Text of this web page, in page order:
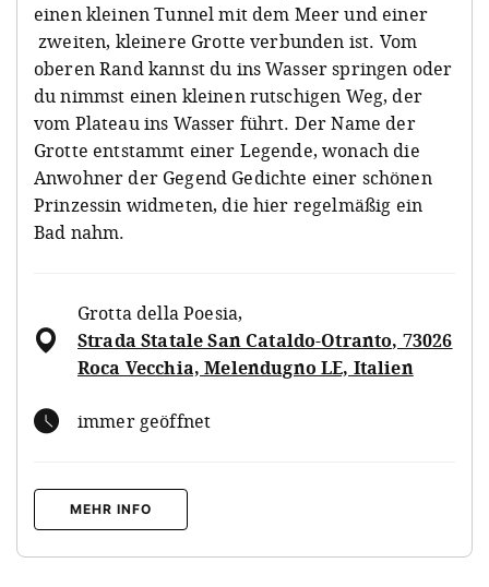
einen kleinen Tunnel mit dem Meer und einer
zweiten, kleinere Grotte verbunden ist. Vom
oberen Rand kannst du ins Wasser springen oder
du nimmst einen kleinen rutschigen Weg, der
vom Plateau ins Wasser führt. Der Name der
Grotte entstammt einer Legende, wonach die
Anwohner der Gegend Gedichte einer schönen
Prinzessin widmeten, die hier regelmäßig ein
Bad nahm.
Grotta della Poesia,
Strada Statale San Cataldo-Otranto, 73026
Roca Vecchia, Melendugno LE, Italien
immer geöffnet
MEHR INFO